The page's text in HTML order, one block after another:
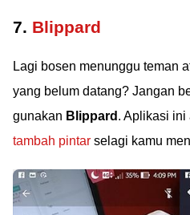
7. Blippard
Lagi bosen menunggu teman
yang belum datang? Jangan
gunakan Blippard . Aplikasi ini
tambah pintar selagi kamu